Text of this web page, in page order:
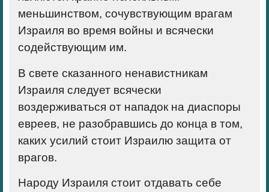
меньшинством, сочувствующим врагам
Израиля во время войны и всячески
содействующим им.
В свете сказанного ненавистникам
Израиля следует всячески
воздерживаться от нападок на диаспоры
евреев, не разобравшись до конца в том,
каких усилий стоит Израилю защита от
врагов.
Народу Израиля стоит отдавать себе